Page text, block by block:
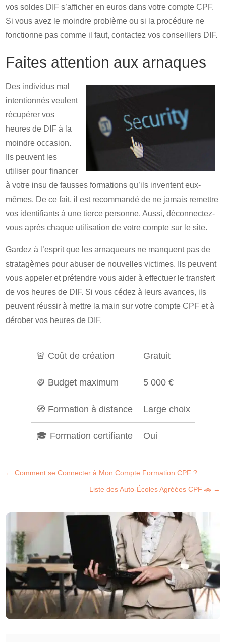
vos soldes DIF s’afficher en euros dans votre compte CPF.
Si vous avez le moindre problème ou si la procédure ne
fonctionne pas comme il faut, contactez vos conseillers DIF.
Faites attention aux arnaques
Des individus mal
intentionnés veulent
récupérer vos
heures de DIF à la
moindre occasion.
Ils peuvent les
utiliser pour financer
à votre insu de fausses formations qu’ils inventent eux-
mêmes. De ce fait, il est recommandé de ne jamais remettre
vos identifiants à une tierce personne. Aussi, déconnectez-
vous après chaque utilisation de votre compte sur le site.
Gardez à l’esprit que les arnaqueurs ne manquent pas de
stratagèmes pour abuser de nouvelles victimes. Ils peuvent
vous appeler et prétendre vous aider à effectuer le transfert
de vos heures de DIF. Si vous cédez à leurs avances, ils
peuvent réussir à mettre la main sur votre compte CPF et à
dérober vos heures de DIF.
🚨 Coût de création Gratuit
🪙 Budget maximum 5 000 €
🧭 Formation à distance Large choix
🎓 Formation certifiante Oui
←Comment se Connecter à Mon Compte Formation CPF ?
Liste des Auto-Écoles Agréées CPF 🚗 →